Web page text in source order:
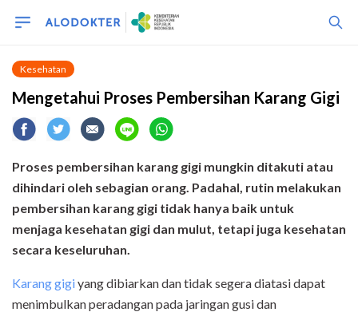
Kesehatan
Mengetahui Proses Pembersihan Karang Gigi
Proses pembersihan karang gigi mungkin ditakuti atau
dihindari oleh sebagian orang. Padahal, rutin melakukan
pembersihan karang gigi tidak hanya baik untuk
menjaga kesehatan gigi dan mulut, tetapi juga kesehatan
secara keseluruhan.
Karang gigiyang dibiarkan dan tidak segera diatasi dapat
menimbulkan peradangan pada jaringan gusi dan